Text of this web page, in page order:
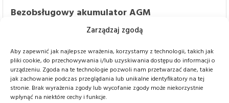
Zarządzaj zgodą
Aby zapewnić jak najlepsze wrażenia, korzystamy z technologii, takich jak
pliki cookie, do przechowywania i/lub uzyskiwania dostępu do informacji o
urządzeniu. Zgoda na te technologie pozwoli nam przetwarzać dane, takie
jak zachowanie podczas przeglądania lub unikalne identyfikatory na tej
stronie. Brak wyrażenia zgody lub wycofanie zgody może niekorzystnie
wpłynąć na niektóre cechy i funkcje.
Bezobsługowy akumulator AGM
Wózek wyposażony jest w akumulator AGM 24V /
przerwy. Bateria nie wymaga konserwacji, a
wbudowany prostownik umożliwia ładowanie z
klasycznego gniazdka 230V, co znacznie ułatwia